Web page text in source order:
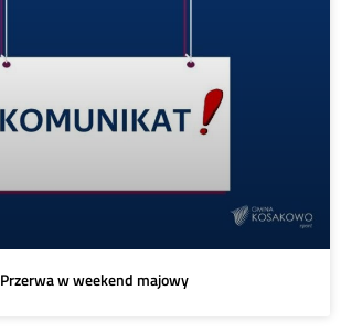
Przerwa w weekend majowy